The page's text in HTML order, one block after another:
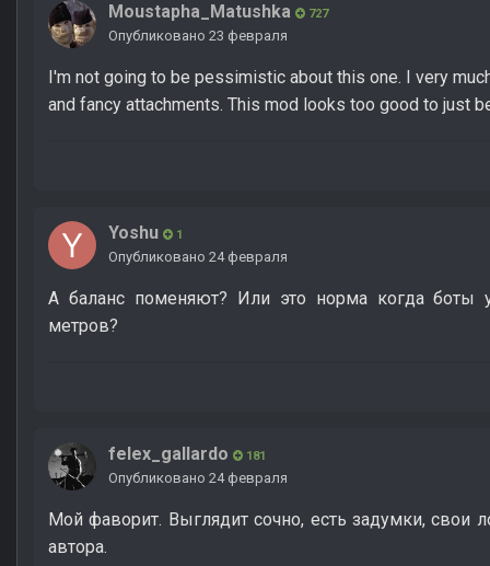
Moustapha_Matushka 727
Опубликовано 23 февраля
I'm not going to be pessimistic about this one. I very
and fancy attachments. This mod looks too good to just
Yoshu 1
Опубликовано 24 февраля
А баланс поменяют? Или это норма когда боты
метров?
felex_gallardo 181
Опубликовано 24 февраля
Мой фаворит. Выглядит сочно, есть задумки, свои
автора.